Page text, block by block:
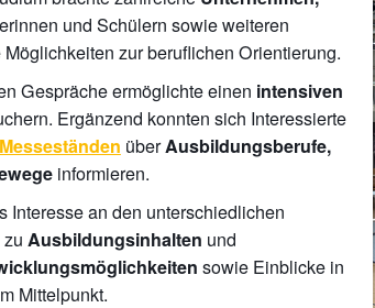
und Schülern sowie weiteren
zur beruflichen Orientierung.
Gespräche ermöglichte einen intensiven
Ergänzend konnten sich Interessierte
Messeständen überAusbildungsberufe,
informieren.
Interesse an den unterschiedlichen
Ausbildungsinhalten und
sowie Einblicke in
Mittelpunkt.